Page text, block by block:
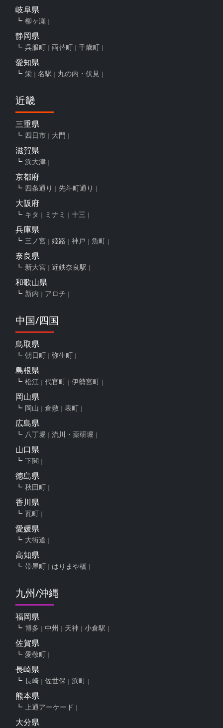
岐阜県
柳ヶ瀬
静岡県
呉服町 両替町 千歳町
愛知県
栄 名駅 丸の内・伏見
近畿
三重県
四日市 大門
滋賀県
浜大津
京都府
四条通り 先斗町通り
大阪府
キタ ミナミ 十三
兵庫県
三ノ宮 姫路 神戸 魚町
奈良県
新大宮 近鉄奈良駅
和歌山県
新内 アロチ
中国/四国
鳥取県
朝日町 弥生町
島根県
松江 代官町 伊勢宮町
岡山県
岡山 倉敷 表町
広島県
八丁堀 流川・薬研堀
山口県
下関
徳島県
秋田町
香川県
瓦町
愛媛県
大街道
高知県
帯屋町 はりまや橋
九州/沖縄
福岡県
博多 中州 天神 小倉駅
佐賀県
愛敬町
長崎県
長崎 佐世保 浜町
熊本県
上通アーケード
大分県